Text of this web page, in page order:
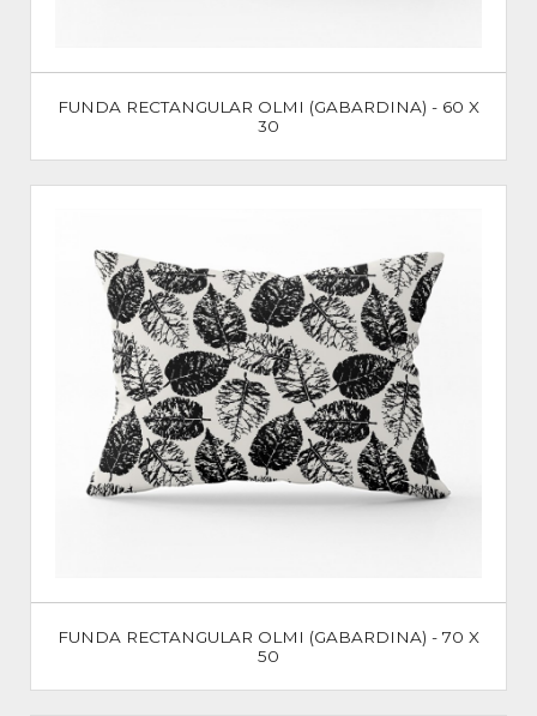
FUNDA RECTANGULAR OLMI (GABARDINA) - 60 X
30
FUNDA RECTANGULAR OLMI (GABARDINA) - 70 X
50